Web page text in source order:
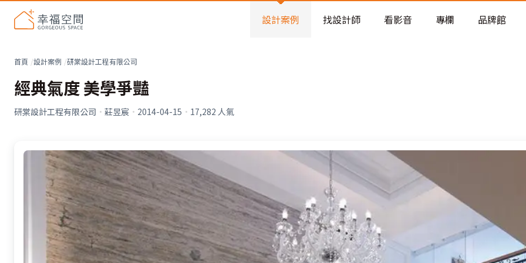
看不見的居家風險和翻新關鍵
老屋預算分配與高 CP 值煥新術
設計案例 找設計師 看影音 專欄 品牌館
首頁 設計案例 研棠設計工程有限公司
經典氣度 美學爭豔
研棠設計工程有限公司 · 莊昱宸 · 2014-04-15 · 17,282 人氣